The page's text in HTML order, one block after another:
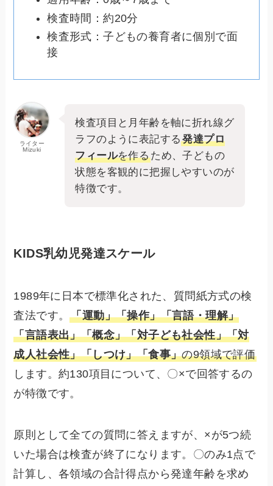
検査時間：約20分
検査形式：子どもの養育者に個別で面
接
ライター
Mizuki
検査項目と月年齢を軸に折れ線グ
ラフのように表記する発達プロ
フィールを作るため、子どもの
状態を客観的に把握しやすいのが
特徴です。
KIDS乳幼児発達スケール
1989年に日本で標準化された、質問紙方式の検
査法です。「運動」「操作」「言語・理解」
「言語表出」「概念」「対子ども社会性」「対
成人社会性」「しつけ」「食事」の9領域で評価
します。約130項目について、〇×で回答するの
が特徴です。
原則として全ての質問に答えますが、×が5つ続
いた場合は検査が終了になります。〇のみ1点で
計算し、各領域の合計得点から発達年齢を求め